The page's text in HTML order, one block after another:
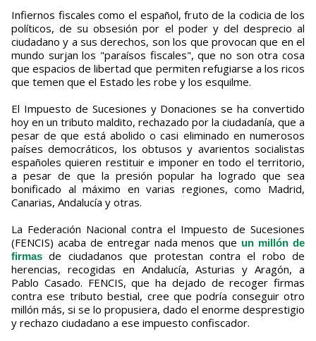
Infiernos fiscales como el español, fruto de la codicia de los
políticos, de su obsesión por el poder y del desprecio al
ciudadano y a sus derechos, son los que provocan que en el
mundo surjan los "paraísos fiscales", que no son otra cosa
que espacios de libertad que permiten refugiarse a los ricos
que temen que el Estado les robe y los esquilme.
El Impuesto de Sucesiones y Donaciones se ha convertido
hoy en un tributo maldito, rechazado por la ciudadanía, que a
pesar de que está abolido o casi eliminado en numerosos
países democráticos, los obtusos y avarientos socialistas
españoles quieren restituir e imponer en todo el territorio,
a pesar de que la presión popular ha logrado que sea
bonificado al máximo en varias regiones, como Madrid,
Canarias, Andalucía y otras.
La Federación Nacional contra el Impuesto de Sucesiones
(FENCIS) acaba de entregar nada menos que un millón de
firmas de ciudadanos que protestan contra el robo de
herencias, recogidas en Andalucía, Asturias y Aragón, a
Pablo Casado. FENCIS, que ha dejado de recoger firmas
contra ese tributo bestial, cree que podría conseguir otro
millón más, si se lo propusiera, dado el enorme desprestigio
y rechazo ciudadano a ese impuesto confiscador.